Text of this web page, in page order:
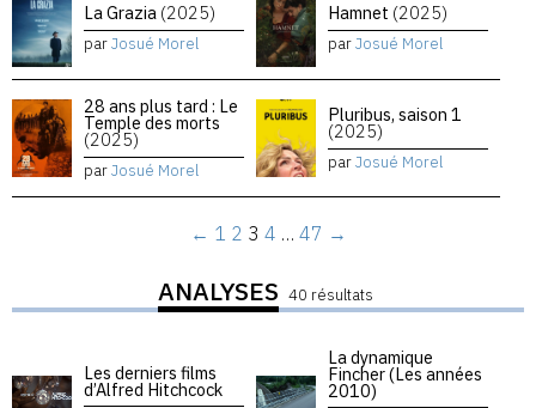
La Grazia (2025)
parJosué Morel
Hamnet (2025)
parJosué Morel
28 ans plus tard : Le
Temple des morts
(2025)
parJosué Morel
Pluribus, saison 1
(2025)
parJosué Morel
← 1 2 3 4 … 47 →
ANALYSES 40 résultats
Les derniers films
d’Alfred Hitchcock
La dynamique
Fincher (Les années
2010)